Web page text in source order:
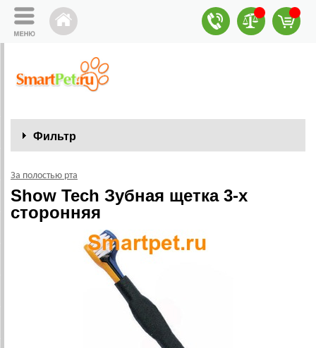
Фильтр
За полостью рта
Show Tech Зубная щетка 3-х
сторонняя